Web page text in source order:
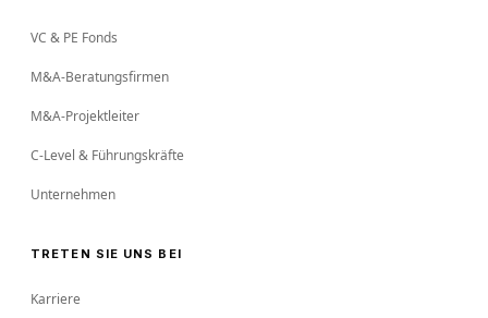
VC & PE Fonds
M&A-Beratungsfirmen
M&A-Projektleiter
C-Level & Führungskräfte
Unternehmen
TRETEN SIE UNS BEI
Karriere